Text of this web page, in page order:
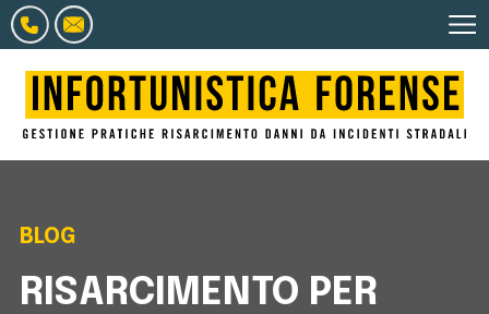
BLOG
RISARCIMENTO PER